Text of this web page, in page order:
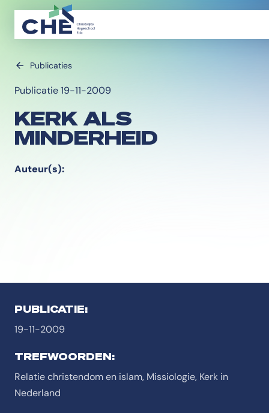
Publicaties
Publicatie 19-11-2009
KERK ALS
MINDERHEID
Auteur(s):
PUBLICATIE:
19-11-2009
TREFWOORDEN:
Relatie christendom en islam, Missiologie, Kerk in
Nederland